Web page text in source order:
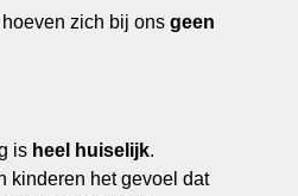
hoeven zich bij ons geen
is heel huiselijk.
kinderen het gevoel dat